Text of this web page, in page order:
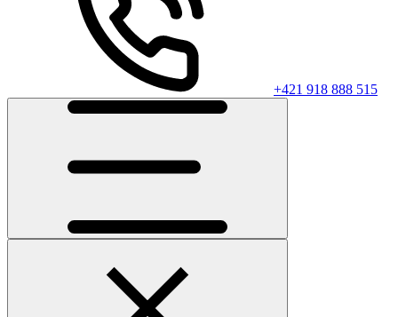
+421 918 888 515